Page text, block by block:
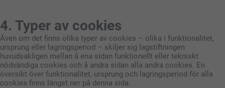
4. Typer av cookies
Även om det finns olika typer av cookies – olika i funktionalitet,
ursprung eller lagringsperiod – skiljer sig lagstiftningen
huvudsakligen mellan å ena sidan funktionellt eller tekniskt
nödvändiga cookies och å andra sidan alla andra cookies. En
översikt över funktionalitet, ursprung och lagringsperiod för alla
cookies finns längst ner på denna sida.